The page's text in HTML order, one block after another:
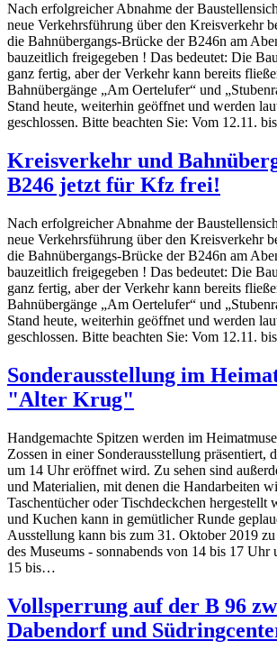
Nach erfolgreicher Abnahme der
neue Verkehrsführung über den Kreisverkehr
die Bahnübergangs-Brücke der B246n am
bauzeitlich freigegeben ! Das bedeutet: Die
ganz fertig, aber der Verkehr kann bereits
Bahnübergänge „Am Oertelufer“ und
Stand heute, weiterhin geöffnet und werden
geschlossen. Bitte beachten Sie: Vom 12.11.
Kreisverkehr und
B246 jetzt für Kfz frei!
Nach erfolgreicher Abnahme der
neue Verkehrsführung über den Kreisverkehr
die Bahnübergangs-Brücke der B246n am
bauzeitlich freigegeben ! Das bedeutet: Die
ganz fertig, aber der Verkehr kann bereits
Bahnübergänge „Am Oertelufer“ und
Stand heute, weiterhin geöffnet und werden
geschlossen. Bitte beachten Sie: Vom 12.11.
Sonderausstellung im
"Alter Krug"
Handgemachte Spitzen werden im
Zossen in einer Sonderausstellung präsentiert,
um 14 Uhr eröffnet wird. Zu sehen sind
und Materialien, mit denen die Handarbeiten
Taschentücher oder Tischdeckchen hergestellt
und Kuchen kann in gemütlicher Runde
Ausstellung kann bis zum 31. Oktober 2019
des Museums - sonnabends von 14 bis 17 Uhr
15 bis…
Vollsperrung auf der B 96
Dabendorf und